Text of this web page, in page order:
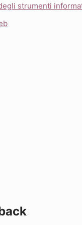
strumenti